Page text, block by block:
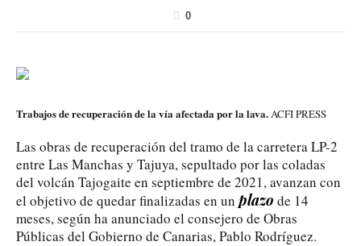
0
Trabajos de recuperación de la vía afectada por la lava. ACFI PRESS
Las obras de recuperación del tramo de la carretera LP-2
entre Las Manchas y Tajuya, sepultado por las coladas
del volcán Tajogaite en septiembre de 2021, avanzan con
el objetivo de quedar finalizadas en un plazo de 14
meses, según ha anunciado el consejero de Obras
Públicas del Gobierno de Canarias, Pablo Rodríguez.